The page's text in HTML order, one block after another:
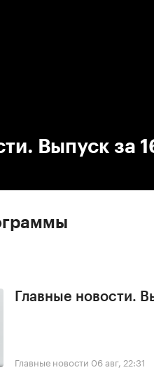
Выпуск за
Главные новости.
Главные новости 06 авг, 22:31